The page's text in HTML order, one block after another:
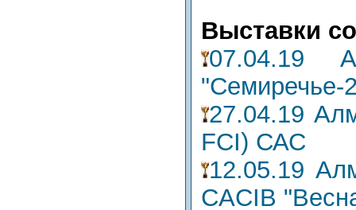
Выставки
07.04.19
"Семиречье-
27.04.19
FCI) САС
12.05.19
CACIB